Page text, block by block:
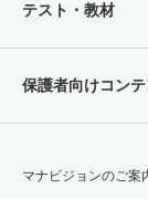
テスト・教材
保護者向けコン
マナビジョンのご案